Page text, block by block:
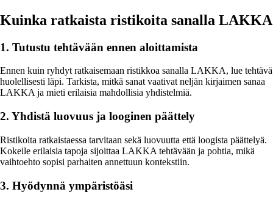
Kuinka ratkaista ristikoita sanalla LAKKA
1. Tutustu tehtävään ennen aloittamista
Ennen kuin ryhdyt ratkaisemaan ristikkoa sanalla LAKKA, lue tehtävä
huolellisesti läpi. Tarkista, mitkä sanat vaativat neljän kirjaimen sanaa
LAKKA ja mieti erilaisia mahdollisia yhdistelmiä.
2. Yhdistä luovuus ja looginen päättely
Ristikoita ratkaistaessa tarvitaan sekä luovuutta että loogista päättelyä.
Kokeile erilaisia tapoja sijoittaa LAKKA tehtävään ja pohtia, mikä
vaihtoehto sopisi parhaiten annettuun kontekstiin.
3. Hyödynnä ympäristöäsi